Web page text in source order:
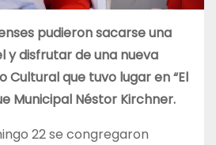
pudieron sacarse una
y disfrutar de una nueva
Cultural que tuvo lugar en “El
Municipal Néstor Kirchner.
22 se congregaron